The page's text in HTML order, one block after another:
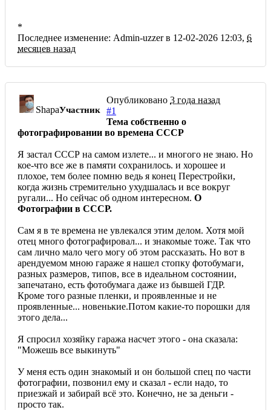
*
Последнее изменение: Admin-uzzer в 12-02-2026 12:03, 6
месяцев назад
ShapaУчастник
Опубликовано 3 года назад
#1
Тема собственно о
фотографировании во времена СССР
Я застал СССР на самом излете... и многого не знаю. Но
кое-что все же в памяти сохранилось. и хорошее и
плохое, тем более помню ведь я конец Перестройки,
когда жизнь стремительно ухудшалась и все вокруг
ругали... Но сейчас об одном интересном. О
Фотографии в СССР.
Сам я в те времена не увлекался этим делом. Хотя мой
отец много фотографировал... и знакомые тоже. Так что
сам лично мало чего могу об этом рассказать. Но вот в
арендуемом мною гараже я нашел стопку фотобумаги,
разных размеров, типов, все в идеальном состоянии,
запечатано, есть фотобумага даже из бывшей ГДР.
Кроме того разные пленки, и проявленные и не
проявленные... новенькие.Потом какие-то порошки для
этого дела...
Я спросил хозяйку гаража насчет этого - она сказала:
"Можешь все выкинуть"
У меня есть один знакомый и он большой спец по части
фотографии, позвонил ему и сказал - если надо, то
приезжай и забирай всё это. Конечно, не за деньги -
просто так.